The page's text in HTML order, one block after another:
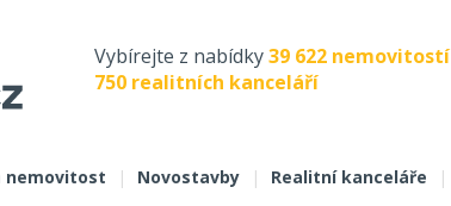
Vybírejte z nabídky39 622 nemovitostí
750 realitních kanceláří
nemovitost | Novostavby | Realitní kanceláře |